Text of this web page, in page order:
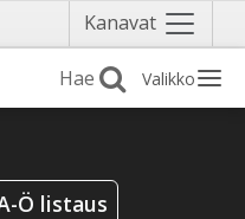
Kanavat Näytä
valikko
Valikko
Ö listaus